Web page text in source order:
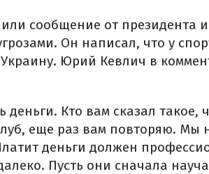
сообщение от президента
Он написал, что у
Юрий Кевлич в
Кто вам сказал
еще раз вам повторяю. Мы
деньги должен
Пусть они сначала